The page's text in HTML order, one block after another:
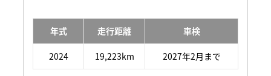
年式 走行距離 車検
2024 19,223km 2027年2月まで